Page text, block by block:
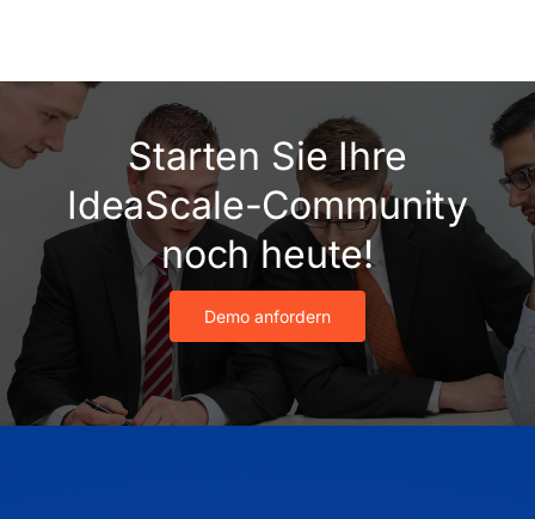
Starten Sie Ihre
IdeaScale-Community
noch heute!
Demo anfordern